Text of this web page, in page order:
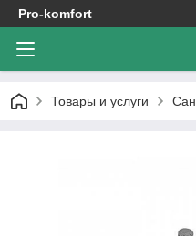
Pro-komfort
Товары и услуги